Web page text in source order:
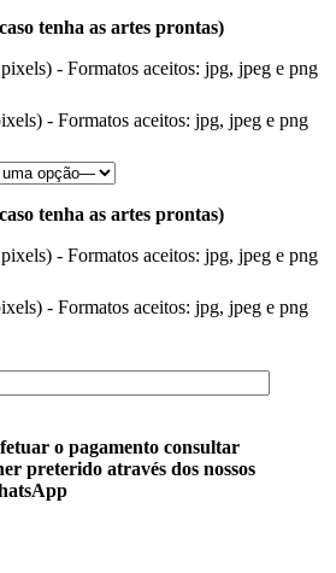
tenha as artes prontas)
- Formatos aceitos: jpg, jpeg e png
- Formatos aceitos: jpg, jpeg e png
tenha as artes prontas)
- Formatos aceitos: jpg, jpeg e png
- Formatos aceitos: jpg, jpeg e png
o pagamento consultar
preterido através dos nossos